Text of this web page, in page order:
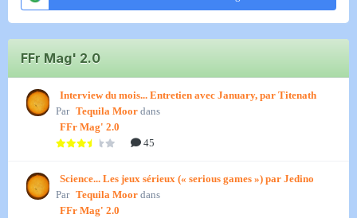
FFr Mag' 2.0
Interview du mois... Entretien avec January, par Titenath
Par Tequila Moor dans
FFr Mag' 2.0
45
Science... Les jeux sérieux (« serious games ») par Jedino
Par Tequila Moor dans
FFr Mag' 2.0